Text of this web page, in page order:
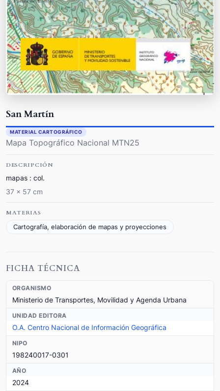
San Martín
MATERIAL CARTOGRÁFICO
Mapa Topográfico Nacional MTN25
DESCRIPCIÓN
mapas : col.
37 x 57 cm
MATERIAS
Cartografía, elaboración de mapas y proyecciones
FICHA TÉCNICA
ORGANISMO
Ministerio de Transportes, Movilidad y Agenda Urbana
UNIDAD EDITORA
O.A. Centro Nacional de Información Geográfica
NIPO
198240017-0301
AÑO
2024